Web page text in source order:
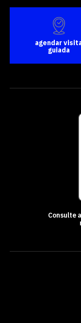
agendar
guiada
Consulte